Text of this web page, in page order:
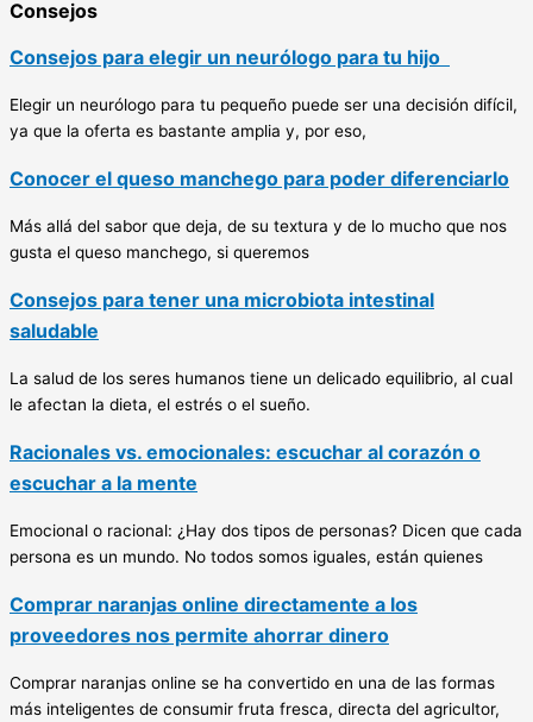
Consejos
Consejos para elegir un neurólogo para tu hijo
Elegir un neurólogo para tu pequeño puede ser una decisión difícil,
ya que la oferta es bastante amplia y, por eso,
Conocer el queso manchego para poder diferenciarlo
Más allá del sabor que deja, de su textura y de lo mucho que nos
gusta el queso manchego, si queremos
Consejos para tener una microbiota intestinal
saludable
La salud de los seres humanos tiene un delicado equilibrio, al cual
le afectan la dieta, el estrés o el sueño.
Racionales vs. emocionales: escuchar al corazón o
escuchar a la mente
Emocional o racional: ¿Hay dos tipos de personas? Dicen que cada
persona es un mundo. No todos somos iguales, están quienes
Comprar naranjas online directamente a los
proveedores nos permite ahorrar dinero
Comprar naranjas online se ha convertido en una de las formas
más inteligentes de consumir fruta fresca, directa del agricultor,